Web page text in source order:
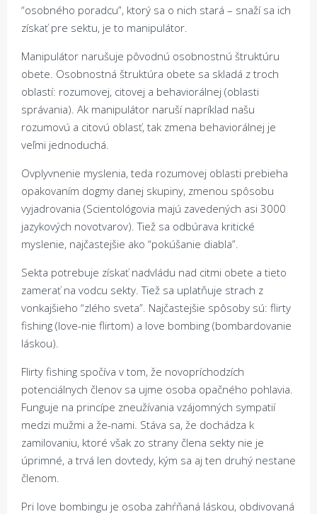
“osobného poradcu”, ktorý sa o nich stará – snaží sa ich
získať pre sektu, je to manipulátor.
Manipulátor narušuje pôvodnú osobnostnú štruktúru
obete. Osobnostná štruktúra obete sa skladá z troch
oblastí: rozumovej, citovej a behaviorálnej (oblasti
správania). Ak manipulátor naruší napríklad našu
rozumovú a citovú oblasť, tak zmena behaviorálnej je
veľmi jednoduchá.
Ovplyvnenie myslenia, teda rozumovej oblasti prebieha
opakovaním dogmy danej skupiny, zmenou spôsobu
vyjadrovania (Scientológovia majú zavedených asi 3000
jazykových novotvarov). Tiež sa odbúrava kritické
myslenie, najčastejšie ako “pokúšanie diabla”.
Sekta potrebuje získať nadvládu nad citmi obete a tieto
zamerať na vodcu sekty. Tiež sa uplatňuje strach z
vonkajšieho “zlého sveta”. Najčastejšie spôsoby sú: flirty
fishing (love-nie flirtom) a love bombing (bombardovanie
láskou).
Flirty fishing spočíva v tom, že novopríchodzích
potenciálnych členov sa ujme osoba opačného pohlavia.
Funguje na princípe zneužívania vzájomných sympatií
medzi mužmi a že-nami. Stáva sa, že dochádza k
zamilovaniu, ktoré však zo strany člena sekty nie je
úprimné, a trvá len dovtedy, kým sa aj ten druhý nestane
členom.
Pri love bombingu je osoba zahŕňaná láskou, obdivovaná